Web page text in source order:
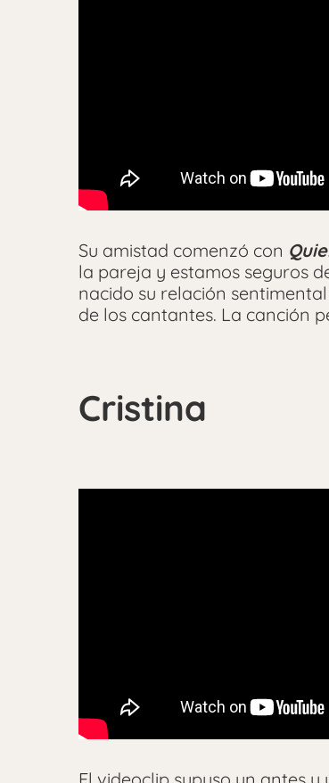
Su amistad comenzó con
la pareja y estamos seguros
nacido su relación
de los cantantes. La canción
Cristina